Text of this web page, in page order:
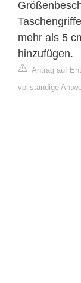
mehr als 5
hinzufügen.
Antrag auf
vollständige